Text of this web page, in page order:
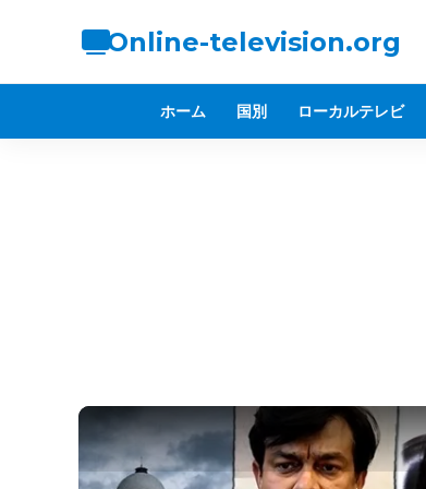
Online-television.org
ホーム 国別 ローカルテレビ